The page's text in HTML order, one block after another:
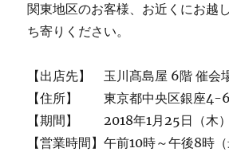
関東地区のお客様、お近くにお越
ち寄りください。
【出店先】 玉川髙島屋 6階 催会
【住所】 東京都中央区銀座4-
【期間】 2018年1月25日（木）
【営業時間】午前10時～午後8時